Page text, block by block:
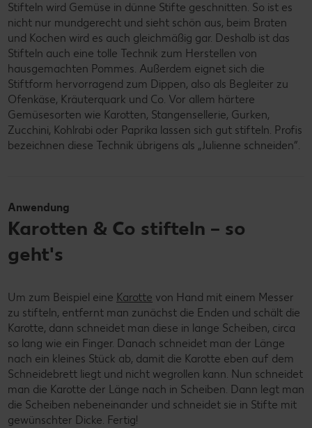
Stifteln wird Gemüse in dünne Stifte geschnitten. So ist es
nicht nur mundgerecht und sieht schön aus, beim Braten
und Kochen wird es auch gleichmäßig gar. Deshalb ist das
Stifteln auch eine tolle Technik zum Herstellen von
hausgemachten Pommes. Außerdem eignet sich die
Stiftform hervorragend zum Dippen, also als Begleiter zu
Ofenkäse, Kräuterquark und Co. Vor allem härtere
Gemüsesorten wie Karotten, Stangensellerie, Gurken,
Zucchini, Kohlrabi oder Paprika lassen sich gut stifteln. Profis
bezeichnen diese Technik übrigens als „Julienne schneiden“.
Anwendung
Karotten & Co stifteln – so
geht's
Um zum Beispiel eine Karotte von Hand mit einem Messer
zu stifteln, entfernt man zunächst die Enden und schält die
Karotte, dann schneidet man diese in lange Scheiben, circa
so lang wie ein Finger. Danach schneidet man der Länge
nach ein kleines Stück ab, damit die Karotte eben auf dem
Schneidebrett liegt und nicht wegrollen kann. Nun schneidet
man die Karotte der Länge nach in Scheiben. Dann legt man
die Scheiben nebeneinander und schneidet sie in Stifte mit
gewünschter Dicke. Fertig!